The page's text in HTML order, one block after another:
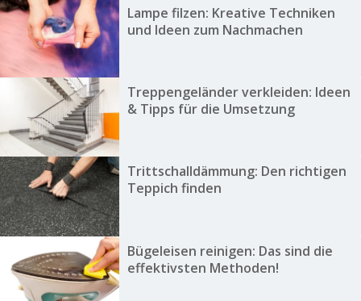
Lampe filzen: Kreative Techniken
und Ideen zum Nachmachen
Treppengeländer verkleiden: Ideen
& Tipps für die Umsetzung
Trittschalldämmung: Den richtigen
Teppich finden
Bügeleisen reinigen: Das sind die
effektivsten Methoden!